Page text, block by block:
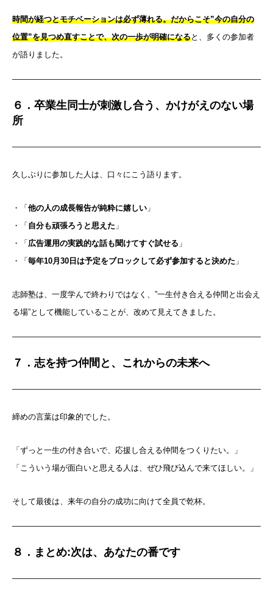
時間が経つとモチベーションは必ず薄れる。だからこそ”今の自分の
位置”を見つめ直すことで、次の一歩が明確になると、多くの参加者
が語りました。
６．卒業生同士が刺激し合う、かけがえのない場
所
久しぶりに参加した人は、口々にこう語ります。
・「他の人の成長報告が純粋に嬉しい 」
・「自分も頑張ろうと思えた 」
・「広告運用の実践的な話も聞けてすぐ試せる 」
・「毎年10月30日は予定をブロックして必ず参加すると決めた 」
志師塾は、一度学んで終わりではなく、”一生付き合える仲間と出会え
る場”として機能していることが、改めて見えてきました。
７．志を持つ仲間と、これからの未来へ
締めの言葉は印象的でした。
「ずっと一生の付き合いで、応援し合える仲間をつくりたい。」
「こういう場が面白いと思える人は、ぜひ飛び込んで来てほしい。」
そして最後は、来年の自分の成功に向けて全員で乾杯。
８．まとめ:次は、あなたの番です